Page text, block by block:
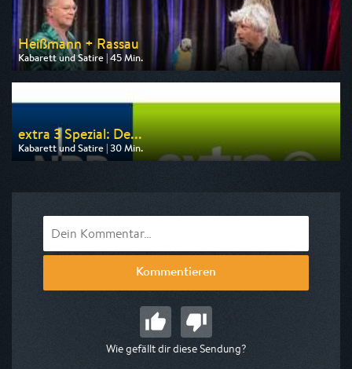
Heißmann + Rassau
Kabarett und Satire | 45 Min.
Ausgestrahlt von BR
am 10.08.2026, 00:05
extra 3 Spezial: De...
Kabarett und Satire | 30 Min.
Ausgestrahlt von One
Kommentieren
Wie gefällt dir diese Sendung?